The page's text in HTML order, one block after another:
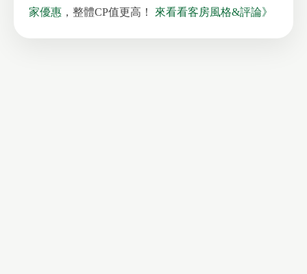
家優惠 ，整體CP值更高！ 來看看客房風格&評論》